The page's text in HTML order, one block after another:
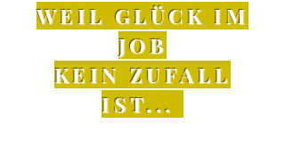
WEIL GLÜCK IM
JOB
KEIN ZUFALL
IST...